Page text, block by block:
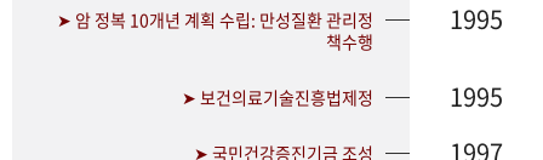
➤ 암 정복 10개년 계획 수립: 만성질환 관리정
책수행
1995
➤ 보건의료기술진흥법제정 1995
➤ 국민건강증진기금 조성 1997